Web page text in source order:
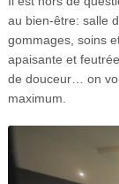
au bien-être: salle
gommages, soins
apaisante et
de douceur… on
maximum.